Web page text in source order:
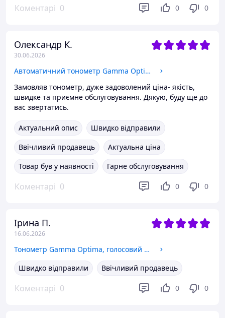
Коментарі 0 0 0
Олександр К.
30.06.2026
Автоматичний тонометр Gamma Optima з адаптером Type-C (універсальна манжета 22-42 см)
Замовляв тонометр, дуже задоволений ціна- якість,
швидке та приємне обслуговування. Дякую, буду ще до
вас звертатись.
Актуальний опис
Швидко відправили
Ввічливий продавець
Актуальна ціна
Товар був у наявності
Гарне обслуговування
Коментарі 0 0 0
Ірина П.
16.06.2026
Тонометр Gamma Optima, голосовий супровід, індикатор аритмії, адаптер, кабель Type-C, манжета 22-42 см
Швидко відправили
Ввічливий продавець
Коментарі 0 0 0